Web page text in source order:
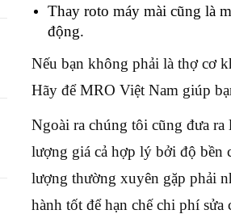
Thay roto máy mài cũng là
động.
Nếu bạn không phải là thợ cơ
Hãy để MRO Việt Nam giúp
Ngoài ra chúng tôi cũng đưa
lượng giá cả hợp lý bởi độ bền
lượng thường xuyên gặp phải
hành tốt để hạn chế chi phí sửa